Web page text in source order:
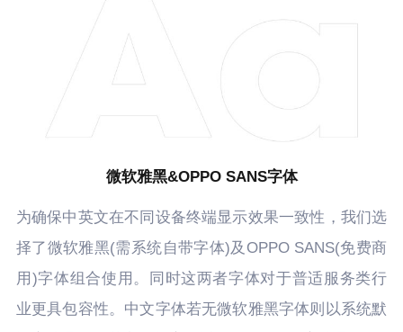
微软雅黑&OPPO SANS字体
为确保中英文在不同设备终端显示效果一致性，我们选
择了微软雅黑(需系统自带字体)及OPPO SANS(免费商
用)字体组合使用。同时这两者字体对于普适服务类行
业更具包容性。中文字体若无微软雅黑字体则以系统默